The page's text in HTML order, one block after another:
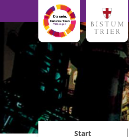
Zum Inhalt springen
Start